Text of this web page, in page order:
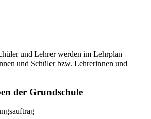
und Lehrer werden im Lehrplan
und Schüler bzw. Lehrerinnen und
der Grundschule